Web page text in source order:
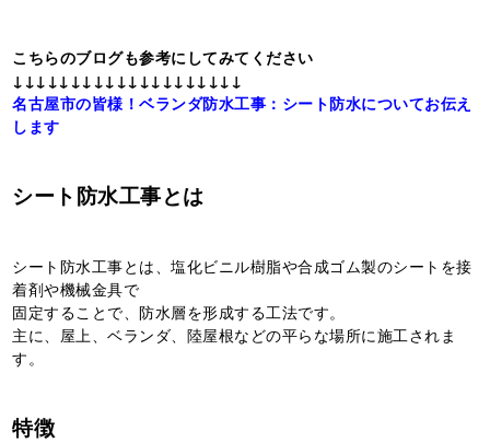
こちらのブログも参考にしてみてください
↓↓↓↓↓↓↓↓↓↓↓↓↓↓↓↓↓↓↓↓
名古屋市の皆様！ベランダ防水工事：シート防水についてお伝え
します
シート防水工事とは
シート防水工事とは、塩化ビニル樹脂や合成ゴム製のシートを接
着剤や機械金具で
固定することで、防水層を形成する工法です。
主に、屋上、ベランダ、陸屋根などの平らな場所に施工されま
す。
特徴